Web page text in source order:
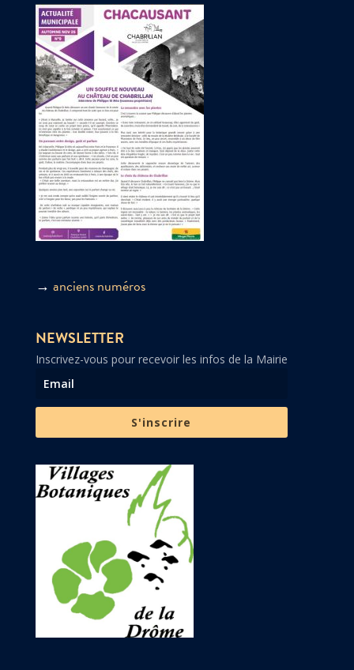
→ anciens numéros
NEWSLETTER
Inscrivez-vous pour recevoir les infos de la Mairie
S'inscrire